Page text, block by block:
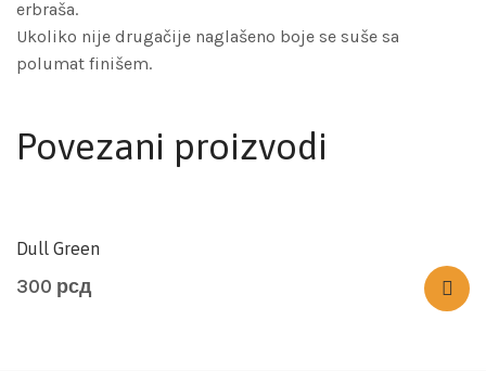
erbraša.
Ukoliko nije drugačije naglašeno boje se suše sa
polumat finišem.
Povezani proizvodi
Dull Green
300 рсд